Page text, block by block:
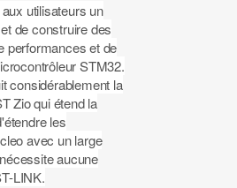
utilisateurs un
de construire des
performances et de
STM32.
considérablement la
Zio qui étend la
les
avec un large
aucune
LINK.